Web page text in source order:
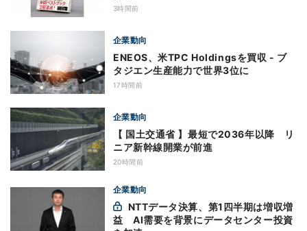
3時間前
企業動向
ENEOS、米TPC Holdingsを買収 - ブ
タジエン生産能力で世界3位に
17時間前
企業動向
【 国土交通省 】最短で2036年以降 リ
ニア新幹線開業が前進
20時間前
企業動向
益 AI需要を背景にデータセンター投資